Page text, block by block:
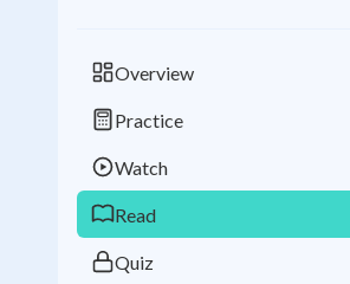
Overview
Practice
Watch
Read
Quiz